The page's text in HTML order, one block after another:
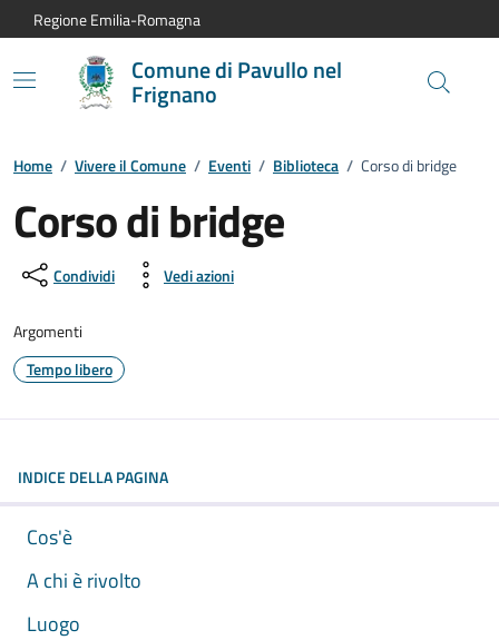
Vai al contenuto principale
Vai alla navigazione del sito
Vai al piede di pagina
Regione Emilia-Romagna
Comune di Pavullo nel
Frignano
Home / Vivere il Comune / Eventi / Biblioteca / Corso di bridge
Corso di bridge
Dettagli dell'evento:
Condividi Vedi azioni
Argomenti
Tempo libero
INDICE DELLA PAGINA
Cos'è
A chi è rivolto
Luogo